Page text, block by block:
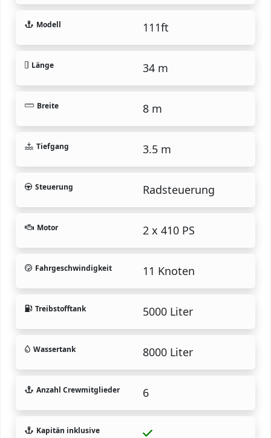
Modell 111ft
Länge 34 m
Breite 8 m
Tiefgang 3.5 m
Steuerung Radsteuerung
Motor 2 x 410 PS
Fahrgeschwindigkeit 11 Knoten
Treibstofftank 5000 Liter
Wassertank 8000 Liter
Anzahl Crewmitglieder 6
Kapitän inklusive